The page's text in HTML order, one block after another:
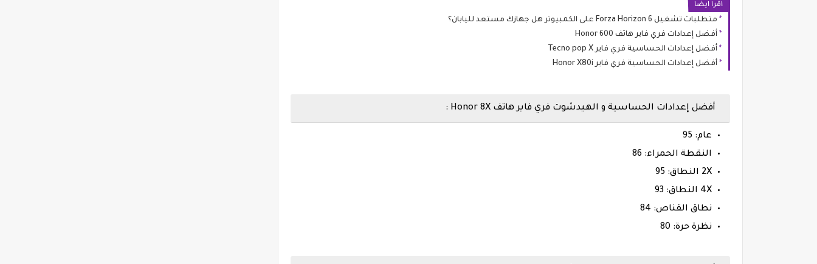
اقرا ايضا
متطلبات تشغيل Forza Horizon 6 على الكمبيوتر هل جهازك مستعد لليابان؟
أفضل إعدادات فري فاير هاتف Honor 600
أفضل إعدادات الحساسية فري فاير Tecno pop X
أفضل إعدادات الحساسية فري فاير Honor X80i
أفضل إعدادات الحساسية و الهيدشوت فري فاير هاتف Honor 8X :
عام: 95
النقطة الحمراء: 86
2X النطاق: 95
4X النطاق: 93
نطاق القناص: 84
نظرة حرة: 80